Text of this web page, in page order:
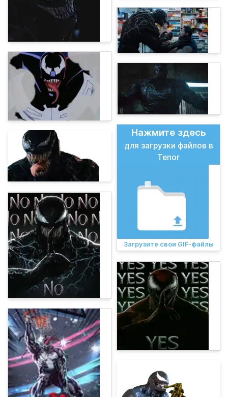
Нажмите здесь
для загрузки файлов в
Tenor
Загрузите свои GIF-файлы